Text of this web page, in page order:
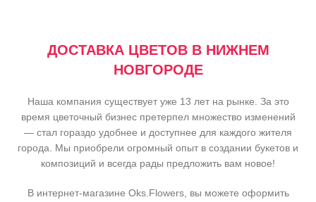
ДОСТАВКА ЦВЕТОВ В НИЖНЕМ
НОВГОРОДЕ
Наша компания существует уже 13 лет на рынке. За это
время цветочный бизнес претерпел множество изменений
— стал гораздо удобнее и доступнее для каждого жителя
города. Мы приобрели огромный опыт в создании букетов и
композиций и всегда рады предложить вам новое!
В интернет-магазине Oks.Flowers, вы можете оформить